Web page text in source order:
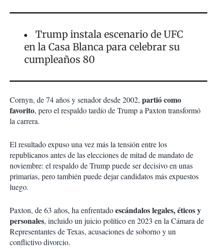
Trump instala escenario de UFC
en la Casa Blanca para celebrar su
cumpleaños 80
Cornyn, de 74 años y senador desde 2002, partió como
favorito, pero el respaldo tardío de Trump a Paxton transformó
la carrera.
El resultado expuso una vez más la tensión entre los
republicanos antes de las elecciones de mitad de mandato de
noviembre: el respaldo de Trump puede ser decisivo en unas
primarias, pero también puede dejar candidatos más expuestos
luego.
Paxton, de 63 años, ha enfrentadoescándalos legales, éticos y
personales, incluido un juicio político en 2023 en la Cámara de
Representantes de Texas, acusaciones de soborno y un
conflictivo divorcio.